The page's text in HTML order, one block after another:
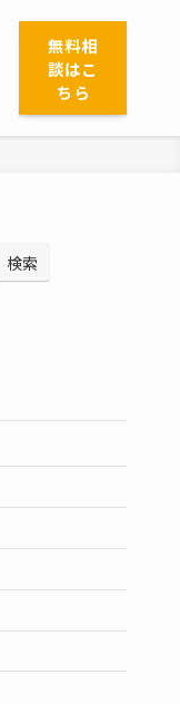
無料相
談はこ
ちら
検索